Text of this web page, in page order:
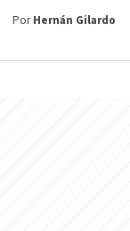
PorHernán Gilardo